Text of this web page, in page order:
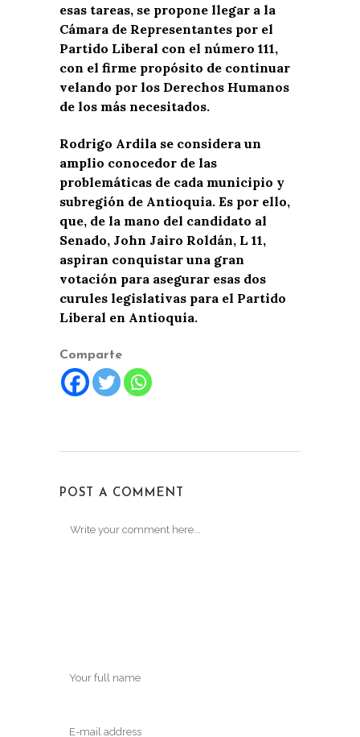
esas tareas, se propone llegar a la
Cámara de Representantes por el
Partido Liberal con el número 111,
con el firme propósito de continuar
velando por los Derechos Humanos
de los más necesitados.
Rodrigo Ardila se considera un
amplio conocedor de las
problemáticas de cada municipio y
subregión de Antioquia. Es por ello,
que, de la mano del candidato al
Senado, John Jairo Roldán, L 11,
aspiran conquistar una gran
votación para asegurar esas dos
curules legislativas para el Partido
Liberal en Antioquia.
Comparte
POST A COMMENT